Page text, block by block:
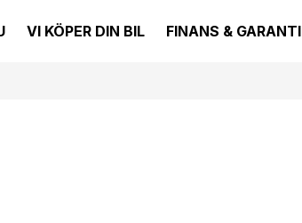
VI KÖPER DIN BIL FINANS & GARANTI